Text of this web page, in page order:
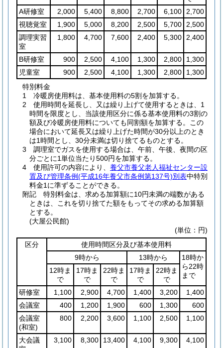
A研修室 2,000 5,400 8,800 2,700 6,100
2,700
視聴覚室
1,900 5,000 8,200 2,500 5,700
2,500
調理実習
室
1,800 4,700 7,600 2,400 5,300 2,400
B研修室 900 2,500 4,100 1,300 2,800
1,300
児童室
900 2,500 4,100 1,300 2,800
1,300
特別料金
1 冷暖房使用料は、基本使用料の5割を加算する。
2 使用時間を延長し、又は繰り上げて使用するときは、1
時間を限度とし、当該使用区分に係る基本使用料の3割の
額及び冷暖房使用料についても同割額を加算する。この
場合において延長又は繰り上げた時間が30分以上のとき
は1時間とし、30分未満は切り捨てるものとする。
3 調理室でガスを使用する場合は、午前、午後、夜間の区
分ごとに1単位当たり500円を加算する。
4 使用許可の内容により、 養父市養父老人福祉センター設
置及び管理条例(平成16年養父市条例第137号)別表中特別
料金1に準ずることができる。
附記 特別料金は、求める加算額に10円未満の端数がある
ときは、これを切り捨てた額をもってその求める加算額
とする。
(大屋公民館)
(単位：円)
区分
使用時間区分及び基本使用料
9時から
13時から
18時か
ら22時
まで
12時ま
で
17時ま
で
22時ま
で
17時ま
で
22時ま
で
研修室
1,100 2,900 4,700 1,400 3,200
1,400
会議室
400 1,200 1,900 600 1,300
600
会議室
(和室)
800 2,200 3,600 1,100 2,500 1,100
大会議
3,100 8,300 13,400 4,100 9,300 4,100